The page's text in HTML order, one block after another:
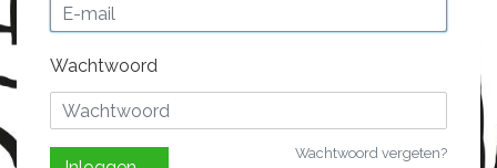
Wachtwoord
Wachtwoord vergeten?